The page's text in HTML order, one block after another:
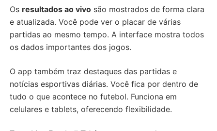
Os resultados ao vivo são mostrados de forma clara
e atualizada. Você pode ver o placar de várias
partidas ao mesmo tempo. A interface mostra todos
os dados importantes dos jogos.
O app também traz destaques das partidas e
notícias esportivas diárias. Você fica por dentro de
tudo o que acontece no futebol. Funciona em
celulares e tablets, oferecendo flexibilidade.